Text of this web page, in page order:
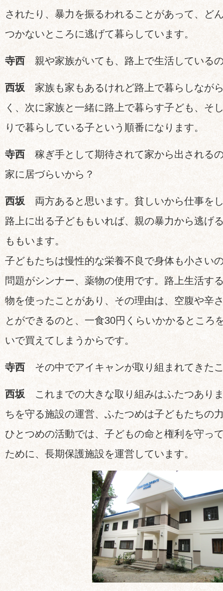
されたり、暴力を振るわれることがあって、ど
つかないところに逃げて暮らしています。
寺西 親や家族がいても、路上で生活している
西坂 家族も家もあるけれど路上で暮らしなが
く、次に家族と一緒に路上で暮らす子ども、そ
りで暮らしている子という順番になります。
寺西 稼ぎ手として期待されて家から出される
家に居づらいから？
西坂 両方あると思います。貧しいから仕事を
路上に出る子どももいれば、親の暴力から逃げ
ももいます。
子どもたちは慢性的な栄養不良で身体も小さい
問題がシンナー、薬物の使用です。路上生活す
物を使ったことがあり、その理由は、空腹や辛
とができるのと、一食30円くらいかかるところ
いで買えてしまうからです。
寺西 その中でアイキャンが取り組まれてきた
西坂 これまでの大きな取り組みはふたつあり
ちを守る施設の運営、ふたつめは子どもたちの
ひとつめの活動では、子どもの命と権利を守っ
ために、長期保護施設を運営しています。